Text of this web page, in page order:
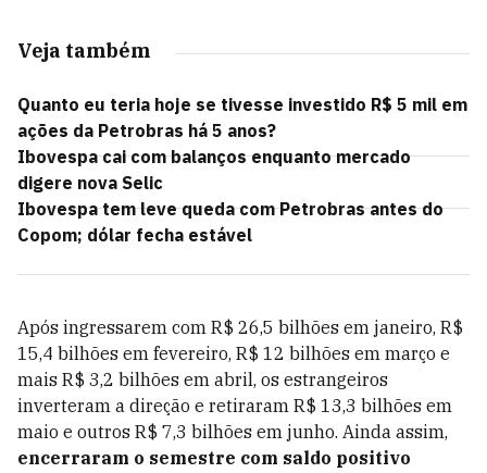
Veja também
Quanto eu teria hoje se tivesse investido R$ 5 mil em
ações da Petrobras há 5 anos?
Ibovespa cai com balanços enquanto mercado
digere nova Selic
Ibovespa tem leve queda com Petrobras antes do
Copom; dólar fecha estável
Após ingressarem com R$ 26,5 bilhões em janeiro, R$
15,4 bilhões em fevereiro, R$ 12 bilhões em março e
mais R$ 3,2 bilhões em abril, os estrangeiros
inverteram a direção e retiraram R$ 13,3 bilhões em
maio e outros R$ 7,3 bilhões em junho. Ainda assim,
encerraram o semestre com saldo positivo